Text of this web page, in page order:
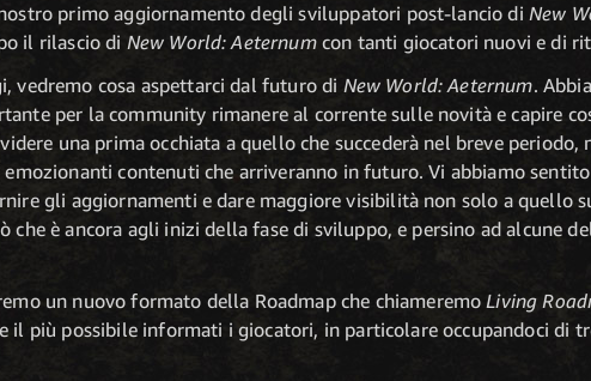
primo aggiornamento degli sviluppatori post-lancio di New
il rilascio di New World: Aeternumcon tanti giocatori nuovi e di
vedremo cosa aspettarci dal futuro di New World: Aeternum.
per la community rimanere al corrente sulle novità e capire
una prima occhiata a quello che succederà nel breve periodo,
contenuti che arriveranno in futuro. Vi abbiamo
gli aggiornamenti e dare maggiore visibilità non solo a quello
che è ancora agli inizi della fase di sviluppo, e persino ad alcune
un nuovo formato della Roadmap che chiameremoLiving
il più possibile informati i giocatori, in particolare occupandoci di